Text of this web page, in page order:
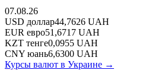
07.08.26
USD доллар44,7626 UAH
EUR евро51,6717 UAH
KZT тенге0,0955 UAH
CNY юань6,6300 UAH
Курсы валют в Украине →